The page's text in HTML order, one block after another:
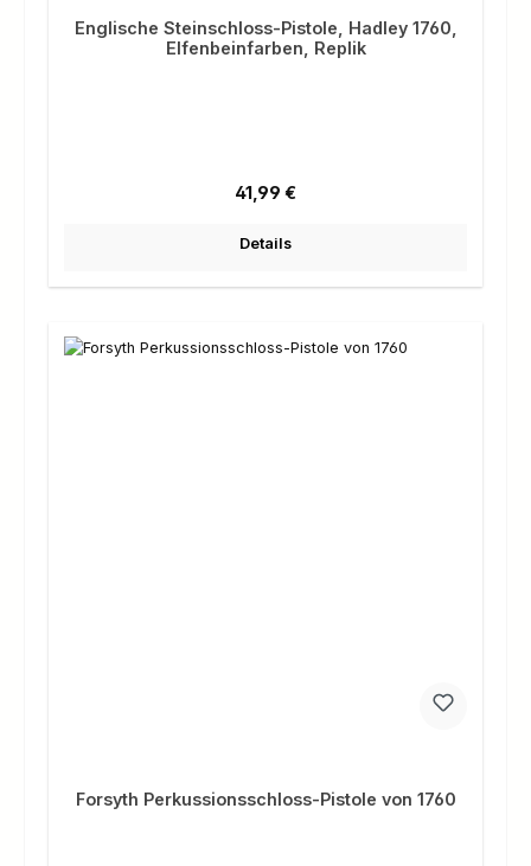
Englische Steinschloss-Pistole, Hadley 1760,
Elfenbeinfarben, Replik
Regulärer Preis:
41,99 €
Details
Forsyth Perkussionsschloss-Pistole von 1760